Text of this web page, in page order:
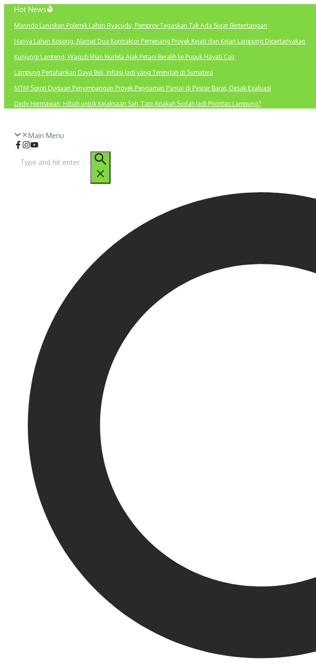
Lewati
konten
Hot News
Marindo Luruskan Polemik Lahan Ryacudu, Pemprov Tegaskan Tak Ada Surat Bertentangan
Hanya Lahan Kosong, Alamat Dua Kontraktor Pemenang Proyek Kejati dan Kejari Lampung Dipertanyakan
Kunjungi Lamteng, Wagub Jihan Nurlela Ajak Petani Beralih ke Pupuk Hayati Cair
Lampung Pertahankan Daya Beli, Inflasi Jadi yang Terendah di Sumatera
MTM Soroti Dugaan Penyimpangan Proyek Pengaman Pantai di Pesisir Barat, Desak Evaluasi
Dedy Hermawan: Hibah untuk Kejaksaan Sah, Tapi Apakah Sudah Jadi Prioritas Lampung?
Main Menu
untuk: